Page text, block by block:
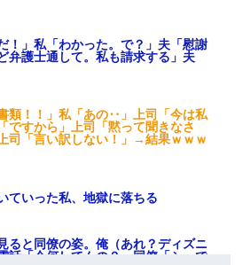
！」私「わかった。で？」夫「慰謝
弁護士通して。私も請求する」夫
類！！」私「あの‥」上司「今は私
ですから」上司「黙って聞きなさ
司「言い訳しない！」→結果ｗｗｗ
ていった私、地獄に落ちる
ると同僚の姿。俺（あれ？ディズニ
話「今何してんの？」同僚「シーで